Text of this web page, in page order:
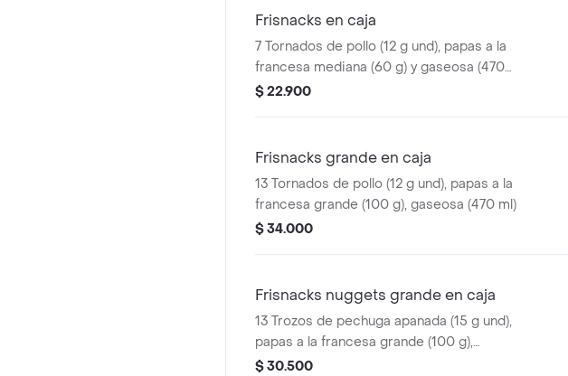
Frisnacks en caja
7 Tornados de pollo (12 g und), papas a la
francesa mediana (60 g) y gaseosa (470
ml)
$ 22.900
Frisnacks grande en caja
13 Tornados de pollo (12 g und), papas a la
francesa grande (100 g), gaseosa (470 ml)
$ 34.000
Frisnacks nuggets grande en caja
13 Trozos de pechuga apanada (15 g und),
papas a la francesa grande (100 g),
gaseosa (400 ml)
$ 30.500